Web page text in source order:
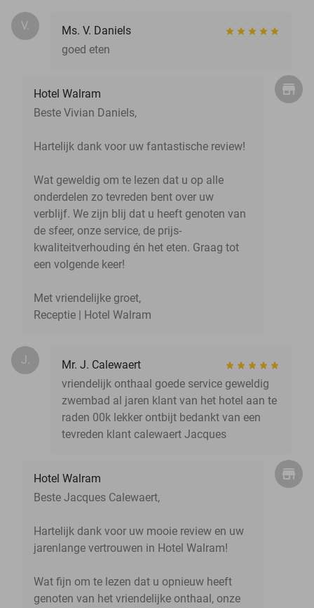
V.
Ms. V. Daniels
goed eten
Hotel Walram
Beste Vivian Daniels,
Hartelijk dank voor uw fantastische review!
Wat geweldig om te lezen dat u op alle
onderdelen zo tevreden bent over uw
verblijf. We zijn blij dat u heeft genoten van
de sfeer, onze service, de prijs-
kwaliteitverhouding én het eten. Graag tot
een volgende keer!
Met vriendelijke groet,
Receptie | Hotel Walram
J.
Mr. J. Calewaert
vriendelijk onthaal goede service geweldig
zwembad al jaren klant van het hotel aan te
raden 00k lekker ontbijt bedankt van een
tevreden klant calewaert Jacques
Hotel Walram
Beste Jacques Calewaert,
Hartelijk dank voor uw mooie review en uw
jarenlange vertrouwen in Hotel Walram!
Wat fijn om te lezen dat u opnieuw heeft
genoten van het vriendelijke onthaal, onze